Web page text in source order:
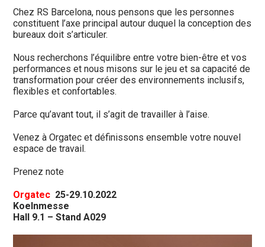
Chez RS Barcelona, nous pensons que les personnes
constituent l’axe principal autour duquel la conception des
bureaux doit s’articuler.
Nous recherchons l’équilibre entre votre bien-être et vos
performances et nous misons sur le jeu et sa capacité de
transformation pour créer des environnements inclusifs,
flexibles et confortables.
Parce qu’avant tout, il s’agit de travailler à l’aise.
Venez à Orgatec et définissons ensemble votre nouvel
espace de travail.
Prenez note
Orgatec 25-29.10.2022
Koelnmesse
Hall 9.1 – Stand A029